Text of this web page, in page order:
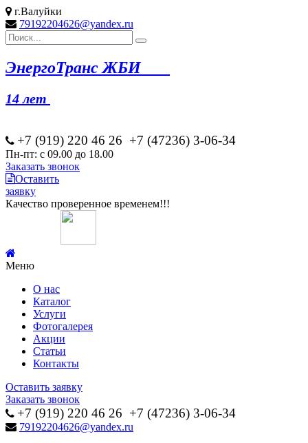
г.Валуйки
79192204626@yandex.ru
ЭнергоТранс ЖБИ
14 лет
+7 (919) 220 46 26 +7 (47236) 3-06-34
Пн-пт: с 09.00 до 18.00
Заказать звонок
Оставить
заявку
Качество проверенное временем!!!
Меню
О нас
Каталог
Услуги
Фотогалерея
Акции
Статьи
Контакты
Оставить заявку
Заказать звонок
+7 (919) 220 46 26 +7 (47236) 3-06-34
79192204626@yandex.ru